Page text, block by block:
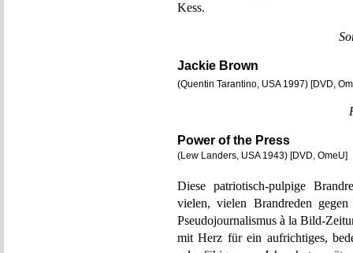
Kess.
Jackie Brown
(Quentin Tarantino, USA 1997) [DVD,
Power of the Press
(Lew Landers, USA 1943) [DVD, OmeU]
Diese patriotisch-pulpige
vielen, vielen Brandreden gegen
Pseudojournalismus à la Bild-
mit Herz für ein aufrichtiges,